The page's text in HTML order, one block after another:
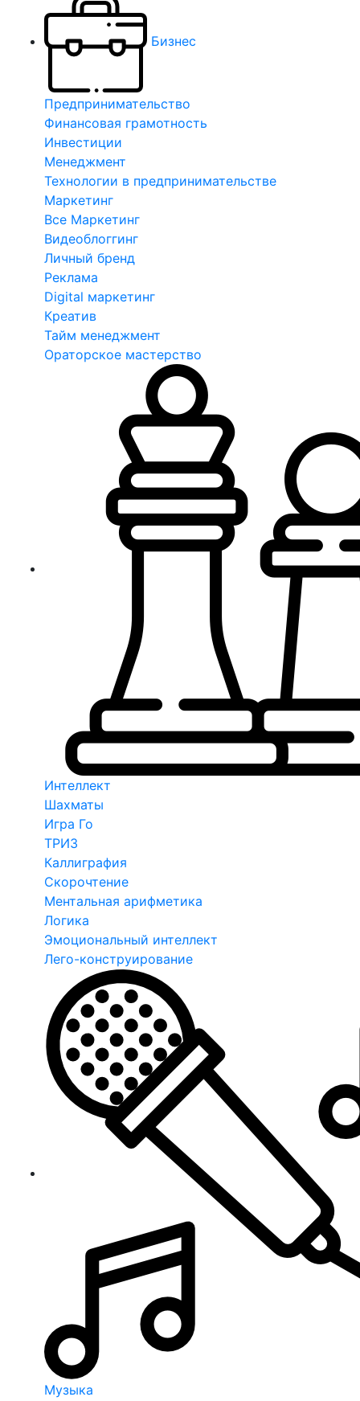
Бизнес
Предпринимательство
Финансовая грамотность
Инвестиции
Менеджмент
Технологии в предпринимательстве
Маркетинг
Все Маркетинг
Видеоблоггинг
Личный бренд
Реклама
Digital маркетинг
Креатив
Тайм менеджмент
Ораторское мастерство
Интеллект
Шахматы
Игра Го
ТРИЗ
Каллиграфия
Скорочтение
Ментальная арифметика
Логика
Эмоциональный интеллект
Лего-конструирование
Музыка